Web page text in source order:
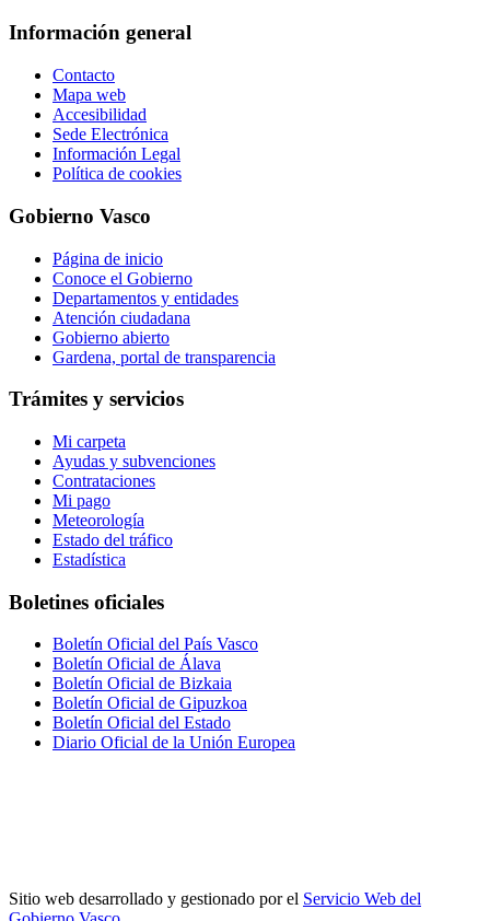
Información general
Contacto
Mapa web
Accesibilidad
Sede Electrónica
Información Legal
Política de cookies
Gobierno Vasco
Página de inicio
Conoce el Gobierno
Departamentos y entidades
Atención ciudadana
Gobierno abierto
Gardena, portal de transparencia
Trámites y servicios
Mi carpeta
Ayudas y subvenciones
Contrataciones
Mi pago
Meteorología
Estado del tráfico
Estadística
Boletines oficiales
Boletín Oficial del País Vasco
Boletín Oficial de Álava
Boletín Oficial de Bizkaia
Boletín Oficial de Gipuzkoa
Boletín Oficial del Estado
Diario Oficial de la Unión Europea
Sitio web desarrollado y gestionado por el Servicio Web del